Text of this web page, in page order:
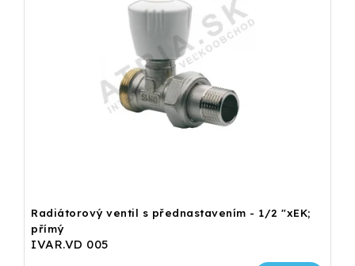
Radiátorový ventil s přednastavením - 1/2 "xEK;
přímý
IVAR.VD 005